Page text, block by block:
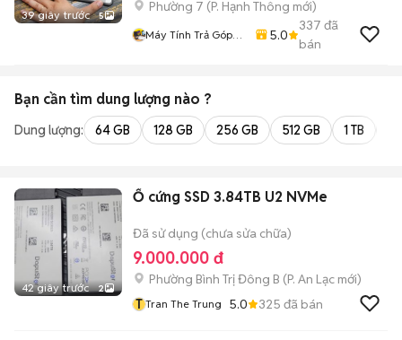
39 giây trước 5
Phường 7 (P. Hạnh Thông mới)
Máy Tính Trả Góp
5.0
337 đã
bán
Bạn cần tìm dung lượng nào ?
Dung lượng: 64 GB 128 GB 256 GB 512 GB 1 TB
42 giây trước 2
Ổ cứng SSD 3.84TB U2 NVMe
Đã sử dụng (chưa sửa chữa)
9.000.000 đ
Phường Bình Trị Đông B (P. An Lạc mới)
T Tran The Trung 5.0 325 đã bán